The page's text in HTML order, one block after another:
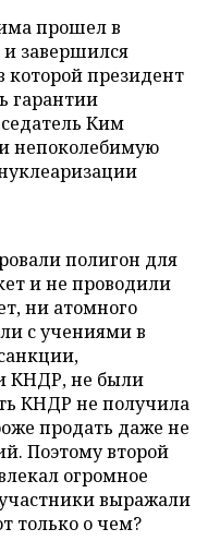
прошел в
завершился
президент
гарантии
Ким
непоколебимую
полигон для
и не проводили
ни атомного
с учениями в
КНДР, не были
КНДР не получила
продать даже не
Поэтому второй
огромное
выражали
только о чем?